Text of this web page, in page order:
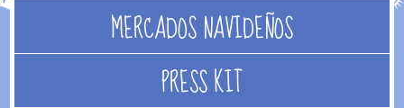
MERCADOS NAVIDEÑOS
PRESS KIT